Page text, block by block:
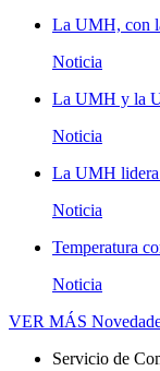
La UMH, con
Noticia
La UMH y la
Noticia
La UMH lidera
Noticia
Temperatura
Noticia
VER MÁS
Servicio de